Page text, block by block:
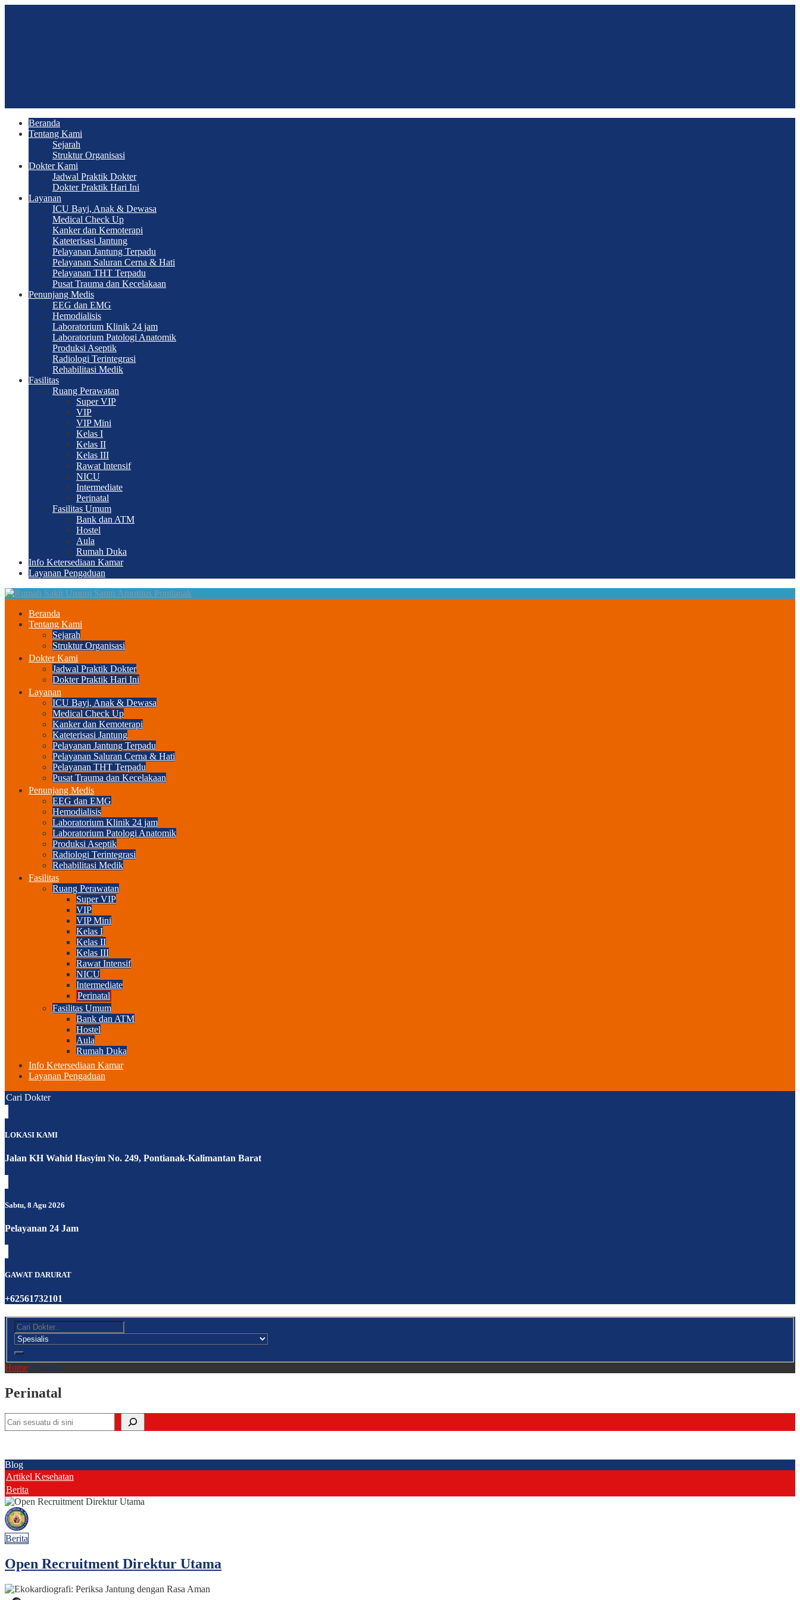
Beranda
Tentang Kami
Sejarah
Struktur Organisasi
Dokter Kami
Jadwal Praktik Dokter
Dokter Praktik Hari Ini
Layanan
ICU Bayi, Anak & Dewasa
Medical Check Up
Kanker dan Kemoterapi
Kateterisasi Jantung
Pelayanan Jantung Terpadu
Pelayanan Saluran Cerna & Hati
Pelayanan THT Terpadu
Pusat Trauma dan Kecelakaan
Penunjang Medis
EEG dan EMG
Hemodialisis
Laboratorium Klinik 24 jam
Laboratorium Patologi Anatomik
Produksi Aseptik
Radiologi Terintegrasi
Rehabilitasi Medik
Fasilitas
Ruang Perawatan
Super VIP
VIP
VIP Mini
Kelas I
Kelas II
Kelas III
Rawat Intensif
NICU
Intermediate
Perinatal
Fasilitas Umum
Bank dan ATM
Hostel
Aula
Rumah Duka
Info Ketersediaan Kamar
Layanan Pengaduan
Beranda
Tentang Kami
Sejarah
Struktur Organisasi
Dokter Kami
Jadwal Praktik Dokter
Dokter Praktik Hari Ini
Layanan
ICU Bayi, Anak & Dewasa
Medical Check Up
Kanker dan Kemoterapi
Kateterisasi Jantung
Pelayanan Jantung Terpadu
Pelayanan Saluran Cerna & Hati
Pelayanan THT Terpadu
Pusat Trauma dan Kecelakaan
Penunjang Medis
EEG dan EMG
Hemodialisis
Laboratorium Klinik 24 jam
Laboratorium Patologi Anatomik
Produksi Aseptik
Radiologi Terintegrasi
Rehabilitasi Medik
Fasilitas
Ruang Perawatan
Super VIP
VIP
VIP Mini
Kelas I
Kelas II
Kelas III
Rawat Intensif
NICU
Intermediate
Perinatal
Fasilitas Umum
Bank dan ATM
Hostel
Aula
Rumah Duka
Info Ketersediaan Kamar
Layanan Pengaduan
Cari Dokter
LOKASI KAMI
Jalan KH Wahid Hasyim No. 249, Pontianak-Kalimantan Barat
Sabtu, 8 Agu 2026
Pelayanan 24 Jam
GAWAT DARURAT
+62561732101
Home Perinatal
Perinatal
Cari
Blog
Artikel Kesehatan
Berita
Berita
Open Recruitment Direktur Utama